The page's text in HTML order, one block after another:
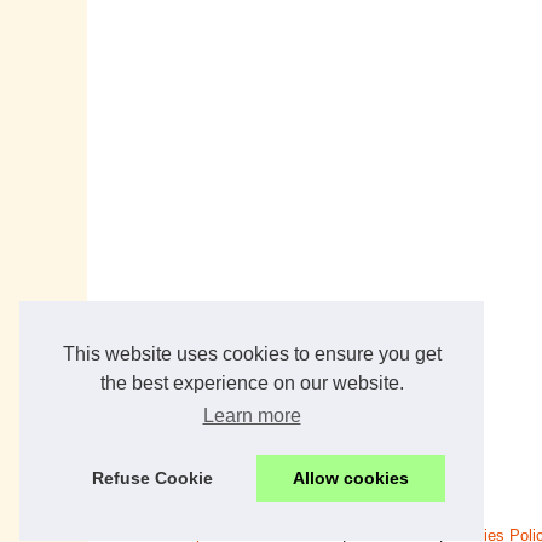
This website uses cookies to ensure you get
the best experience on our website.
Learn more
Refuse Cookie Allow cookies
Cookies